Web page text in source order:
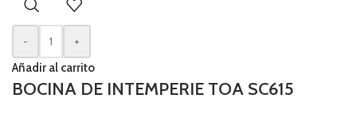
-
+
Añadir al carrito
BOCINA DE INTEMPERIE TOA SC615